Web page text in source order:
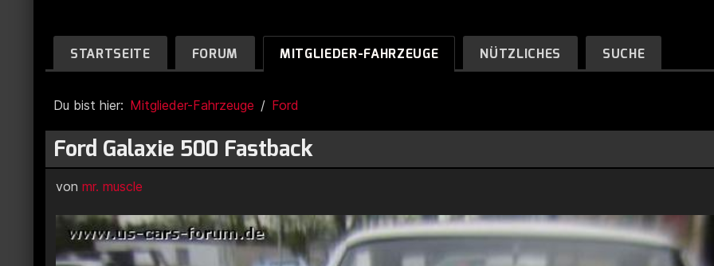
STARTSEITE FORUM MITGLIEDER-FAHRZEUGE NÜTZLICHES SUCHE
Du bist hier: Mitglieder-Fahrzeuge Ford
Ford Galaxie 500 Fastback
von mr. muscle